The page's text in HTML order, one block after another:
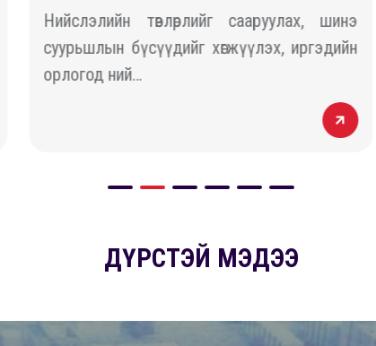
Нийслэлийн төвлөрлийг сааруулах, шинэ
суурьшлын бүсүүдийг хөгжүүлэх, иргэдийн
орлогод ний…
ДҮРСТЭЙ МЭДЭЭ